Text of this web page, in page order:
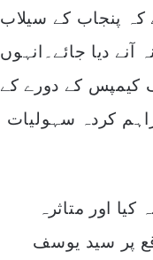
کہ پنجاب کے سیلاب
دیا جائے۔انہوں
کیمپس کے دورے کے
کردہ سہولیات
اور متاثرہ
پر سید یوسف